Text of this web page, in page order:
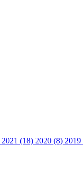
2021 (18) 2020 (8) 2019